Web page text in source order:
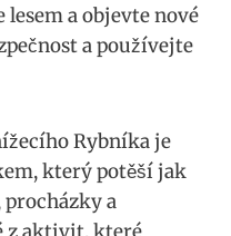
a objevte nové
a používejte
Rybníka je
který potěší jak
procházky a